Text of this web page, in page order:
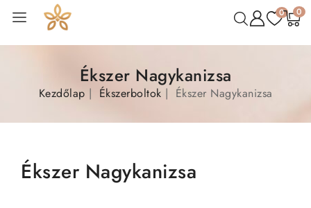
0 0
Ékszer Nagykanizsa
Kezdőlap Ékszerboltok Ékszer Nagykanizsa
Ékszer Nagykanizsa